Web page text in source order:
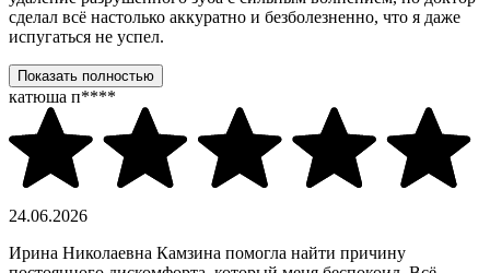
сделал всё настолько аккуратно и безболезненно, что я даже
испугаться не успел.
Показать полностью
катюша п****
24.06.2026
Ирина Николаевна Камзина помогла найти причину